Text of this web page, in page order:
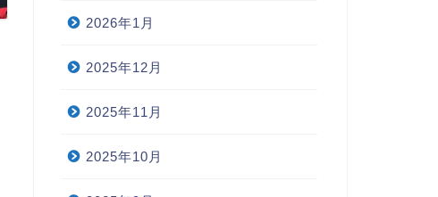
2026年1月
2025年12月
2025年11月
2025年10月